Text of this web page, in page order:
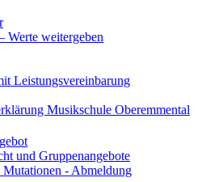
Werte weitergeben
Leistungsvereinbarung
Musikschule Oberemmental
und Gruppenangebote
- Abmeldung